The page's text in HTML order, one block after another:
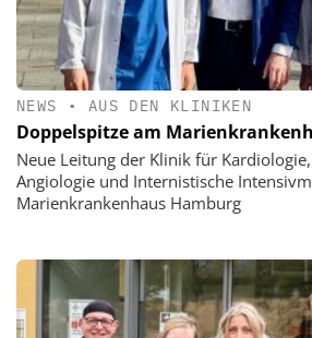
NEWS • AUS DEN KLINIKEN
Doppelspitze am
Neue Leitung der Klinik für
Angiologie und Internistische
Marienkrankenhaus Hamburg